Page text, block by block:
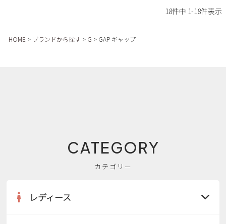
18件中 1-18件表示
HOME ブランドから探す G GAP ギャップ
CATEGORY
カテゴリー
レディース